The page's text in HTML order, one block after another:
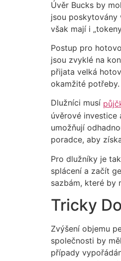
Úvěr Bucks by
jsou poskytovány
však mají i
Postup pro
jsou zvyklé na
přijata velká
okamžité potřeby.
Dlužníci musí
úvěrové investice
umožňují
poradce, aby
Pro dlužníky je
splácení a začít
sazbám, které by
Tricky
Zvýšení objemu
společnosti by
případy